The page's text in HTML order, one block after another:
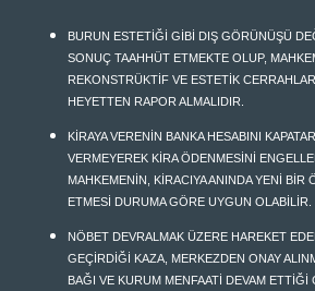
BURUN ESTETİĞİ GİBİ DIŞ GÖRÜNÜŞÜ
SONUÇ TAAHHÜT ETMEKTE OLUP,
REKONSTRÜKTİF VE ESTETİK
HEYETTEN RAPOR ALMALIDIR.
KİRAYA VERENİN BANKA HESABINI
VERMEYEREK KİRA ÖDENMESİNİ
MAHKEMENİN, KİRACIYA ANINDA YENİ BİR
ETMESİ DURUMA GÖRE UYGUN OLABİLİR.
NÖBET DEVRALMAK ÜZERE HAREKET
GEÇİRDİĞİ KAZA, MERKEZDEN ONAY
BAĞI VE KURUM MENFAATİ DEVAM ETTİĞİ